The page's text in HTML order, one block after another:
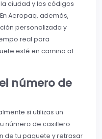
ciudad y los códigos
Aeropaq, además,
personalizada y
real para
esté en camino al
número de
si utilizas un
número de casillero
de tu paquete y retrasar